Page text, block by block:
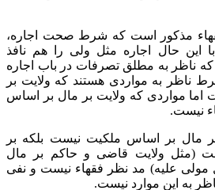
فقهاء مذکور است که شرط صحت اجاره،
این حال اجاره مثل ولی را هم نافذ
ناظر به مطلق تصرفات در باب اجاره
ناظر به مواردی هستند که ولایت بر
مواردی که ولایت بر مال بر اساس
نیست.
مال بر اساس ملکیت نیست بلکه بر
(مثل ولایت قاضی و حاکم بر مال
مولی علیه) مد نظر فقهاء نیست و نفی
به این موارد نیست.